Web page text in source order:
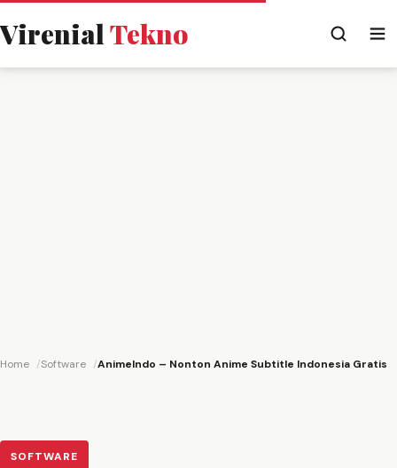
VirenialTekno
Home Software AnimeIndo – Nonton Anime Subtitle Indonesia Gratis
SOFTWARE